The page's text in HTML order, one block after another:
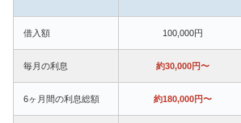
借入額 100,000円
毎月の利息 約30,000円〜
6ヶ月間の利息総額 約180,000円〜